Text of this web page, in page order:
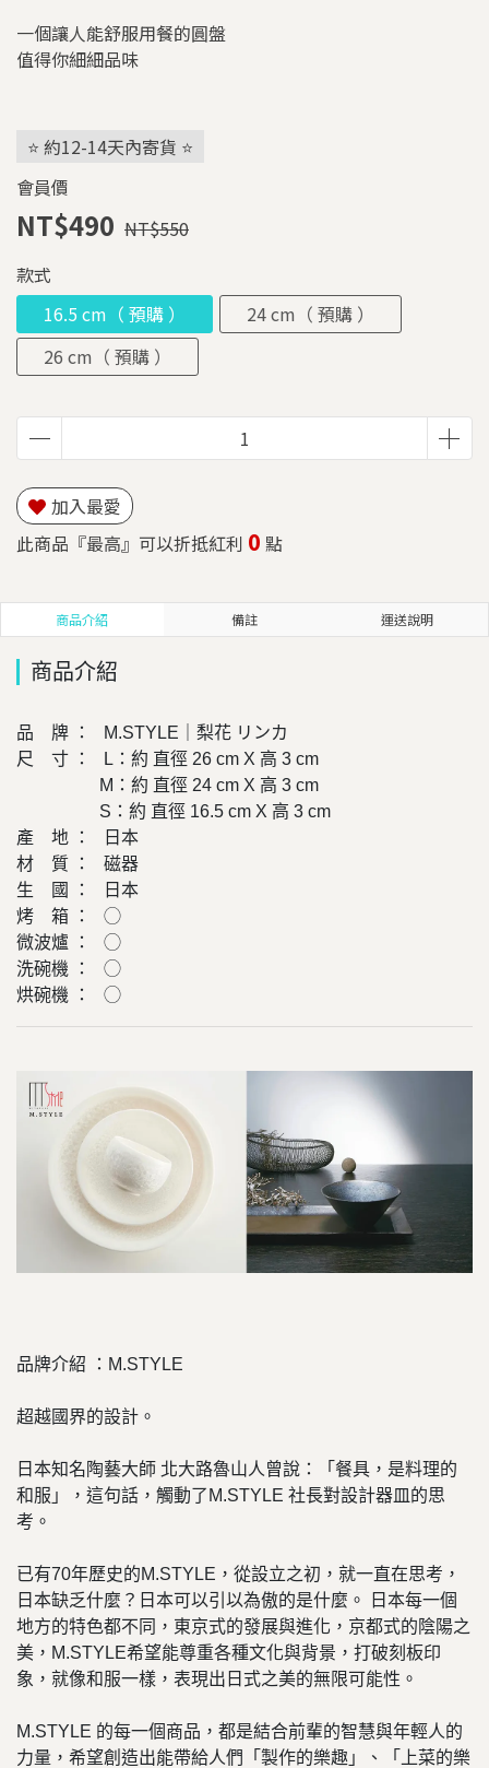
一個讓人能舒服用餐的圓盤
值得你細細品味
⭐ 約12-14天內寄貨 ⭐
會員價
NT$490 NT$550
款式
16.5 cm（ 預購 ）
24 cm（ 預購 ）
26 cm（ 預購 ）
加入最愛
此商品『最高』可以折抵紅利 0 點
商品介紹 備註 運送說明
商品介紹
品 牌 ： M.STYLE｜梨花 リンカ
尺 寸 ： L：約 直徑 26 cm X 高 3 cm
M：約 直徑 24 cm X 高 3 cm
S：約 直徑 16.5 cm X 高 3 cm
產 地 ： 日本
材 質 ： 磁器
生 國 ： 日本
烤 箱 ： ◯
微波爐 ： ◯
洗碗機 ： ◯
烘碗機 ： ◯
品牌介紹 ：M.STYLE
超越國界的設計。
日本知名陶藝大師 北大路魯山人曾說：「餐具，是料理的
和服」，這句話，觸動了M.STYLE 社長對設計器皿的思
考。
已有70年歷史的M.STYLE，從設立之初，就一直在思考，
日本缺乏什麼？日本可以引以為傲的是什麼。 日本每一個
地方的特色都不同，東京式的發展與進化，京都式的陰陽之
美，M.STYLE希望能尊重各種文化與背景，打破刻板印
象，就像和服一樣，表現出日式之美的無限可能性。
M.STYLE 的每一個商品，都是結合前輩的智慧與年輕人的
力量，希望創造出能帶給人們「製作的樂趣」、「上菜的樂